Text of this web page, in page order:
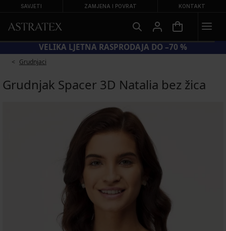
SAVJETI ZAMJENA I POVRAT KONTAKT
VELIKA LJETNA
GRUDNJACI −20 %
Grudnjaci
Grudnjak Spacer 3D Natalia bez žica